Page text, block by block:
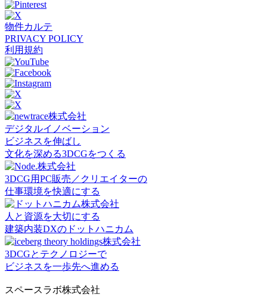
物件カルテ
PRIVACY POLICY
利用規約
デジタルイノベーション
ビジネスを伸ばし
文化を深める3DCGをつくる
3DCG用PC販売／クリエイターの
仕事環境を快適にする
人と資源を大切にする
建築内装DXのドットハニカム
3DCGとテクノロジーで
ビジネスを一歩先へ進める
スペースラボ株式会社